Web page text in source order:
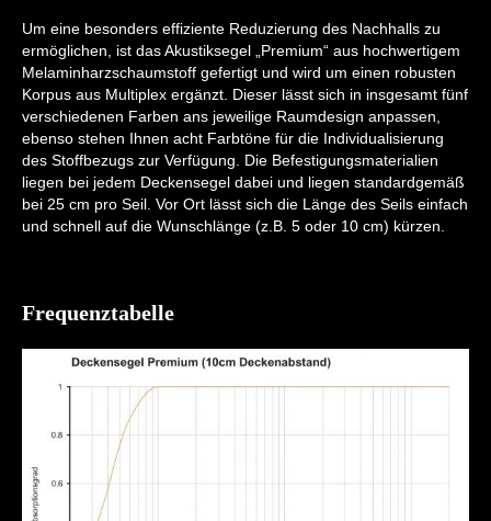
Um eine besonders effiziente Reduzierung des Nachhalls zu
ermöglichen, ist das Akustiksegel „Premium“ aus hochwertigem
Melaminharzschaumstoff gefertigt und wird um einen robusten
Korpus aus Multiplex ergänzt. Dieser lässt sich in insgesamt fünf
verschiedenen Farben ans jeweilige Raumdesign anpassen,
ebenso stehen Ihnen acht Farbtöne für die Individualisierung
des Stoffbezugs zur Verfügung. Die Befestigungsmaterialien
liegen bei jedem Deckensegel dabei und liegen standardgemäß
bei 25 cm pro Seil. Vor Ort lässt sich die Länge des Seils einfach
und schnell auf die Wunschlänge (z.B. 5 oder 10 cm) kürzen.
Frequenztabelle